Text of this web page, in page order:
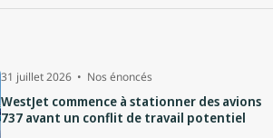
31 juillet 2026 Nos énoncés
WestJet commence à stationner des avions
737 avant un conflit de travail potentiel